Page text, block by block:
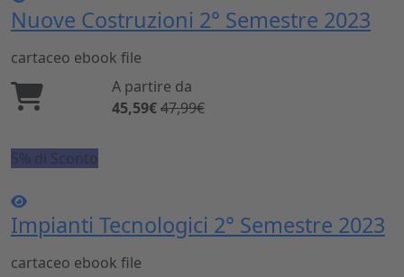
Nuove Costruzioni 2° Semestre 2023
cartaceo ebook file
A partire da
45,59€47,99€
5% di Sconto
Impianti Tecnologici 2° Semestre 2023
cartaceo ebook file